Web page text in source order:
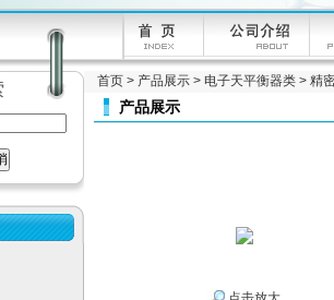
首页 > 产品展示 > 电子天平衡器类 > 精
产品展示